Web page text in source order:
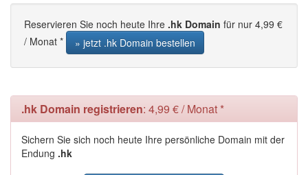
Reservieren Sie noch heute Ihre .hk Domain für nur 4,99 €
/ Monat *
» jetzt .hk Domain bestellen
.hk Domain registrieren: 4,99 € / Monat *
Sichern Sie sich noch heute Ihre persönliche Domain mit der
Endung .hk